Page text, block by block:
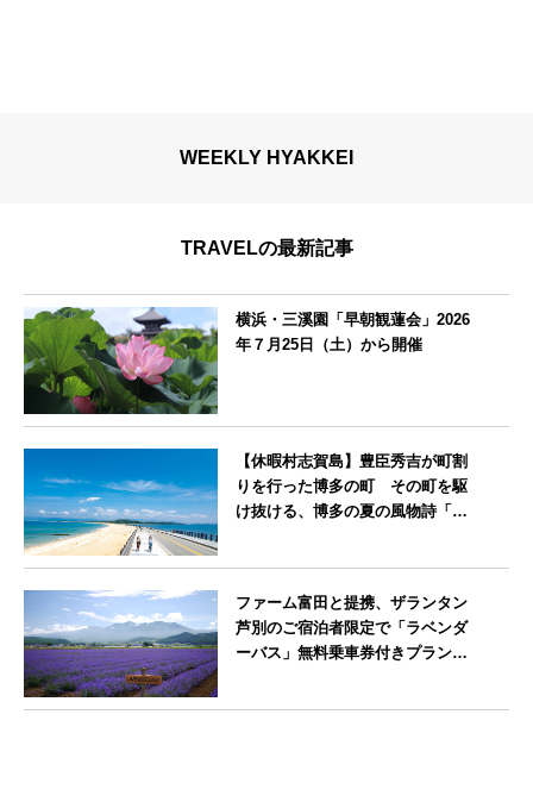
WEEKLY HYAKKEI
TRAVELの最新記事
横浜・三溪園「早朝観蓮会」2026
年７月25日（土）から開催
【休暇村志賀島】豊臣秀吉が町割
りを行った博多の町 その町を駆
け抜ける、博多の夏の風物詩「博
ファーム富田と提携、ザランタン
芦別のご宿泊者限定で「ラベンダ
ーバス」無料乗車券付きプランを